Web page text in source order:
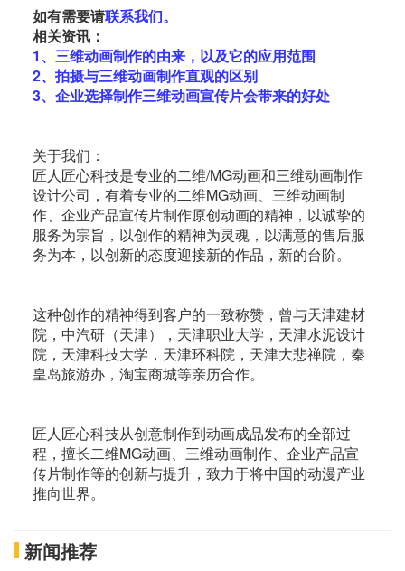
如有需要请联系我们。
相关资讯：
1、三维动画制作的由来，以及它的应用范围
2、拍摄与三维动画制作直观的区别
3、企业选择制作三维动画宣传片会带来的好处
关于我们：
匠人匠心科技是专业的二维/MG动画和三维动画制作
设计公司，有着专业的二维MG动画、三维动画制
作、企业产品宣传片制作原创动画的精神，以诚挚的
服务为宗旨，以创作的精神为灵魂，以满意的售后服
务为本，以创新的态度迎接新的作品，新的台阶。
这种创作的精神得到客户的一致称赞，曾与天津建材
院，中汽研（天津），天津职业大学，天津水泥设计
院，天津科技大学，天津环科院，天津大悲禅院，秦
皇岛旅游办，淘宝商城等亲历合作。
匠人匠心科技从创意制作到动画成品发布的全部过
程，擅长二维MG动画、三维动画制作、企业产品宣
传片制作等的创新与提升，致力于将中国的动漫产业
推向世界。
新闻推荐